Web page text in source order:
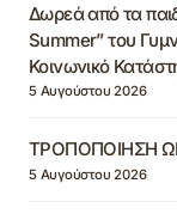
Δωρεά από τα
Summer” του
Κοινωνικό
5 Αυγούστου 2026
ΤΡΟΠΟΠΟΙΗΣΗ
5 Αυγούστου 2026